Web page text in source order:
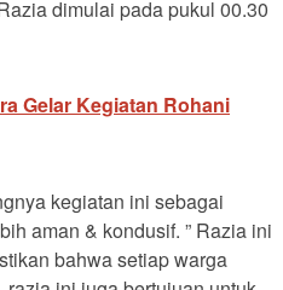
dimulai pada pukul 00.30
Gelar Kegiatan Rohani
kegiatan ini sebagai
aman & kondusif. ” Razia ini
bahwa setiap warga